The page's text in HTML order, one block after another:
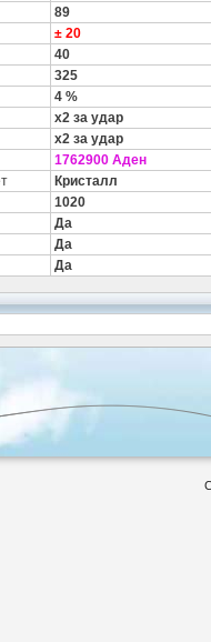
89
± 20
40
325
4 %
x2 за удар
x2 за удар
1762900 Аден
Кристалл
1020
Да
Да
Да